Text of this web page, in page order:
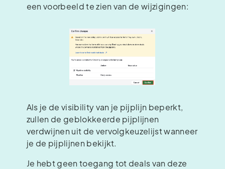
een voorbeeld te zien van de wijzigingen:
Als je de visibility van je pijplijn beperkt,
zullen de geblokkeerde pijplijnen
verdwijnen uit de vervolgkeuzelijst wanneer
je de pijplijnen bekijkt.
Je hebt geen toegang tot deals van deze